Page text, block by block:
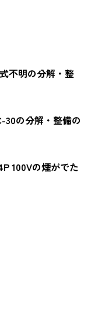
不明の分解・整
30の分解・整備の
100Vの煙がでた